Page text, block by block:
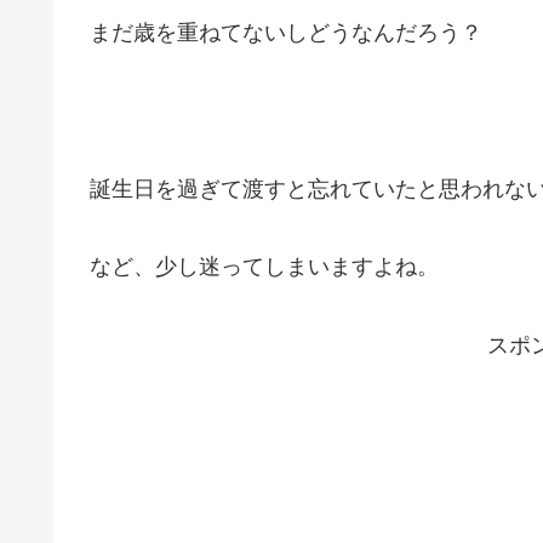
まだ歳を重ねてないしどうなんだろう？
誕生日を過ぎて渡すと忘れていたと思われな
など、少し迷ってしまいますよね。
スポ